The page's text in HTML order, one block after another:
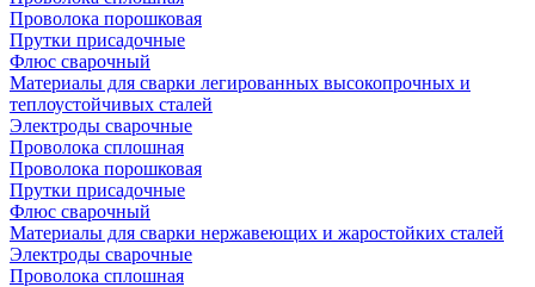
Проволока порошковая
Прутки присадочные
Флюс сварочный
Материалы для сварки легированных высокопрочных и
теплоустойчивых сталей
Электроды сварочные
Проволока сплошная
Проволока порошковая
Прутки присадочные
Флюс сварочный
Материалы для сварки нержавеющих и жаростойких сталей
Электроды сварочные
Проволока сплошная